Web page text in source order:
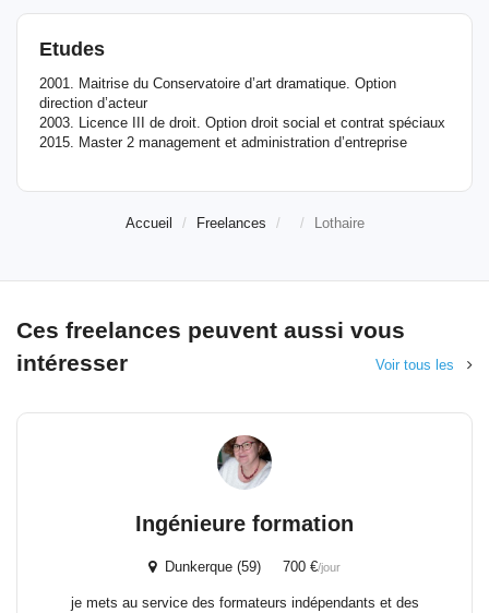
Etudes
2001. Maitrise du Conservatoire d’art dramatique. Option
direction d’acteur
2003. Licence III de droit. Option droit social et contrat spéciaux
2015. Master 2 management et administration d’entreprise
Accueil Freelances Lothaire
Ces freelances peuvent aussi vous
intéresser
Voir tous les
Ingénieure formation
Dunkerque (59) 700 €/jour
je mets au service des formateurs indépendants et des